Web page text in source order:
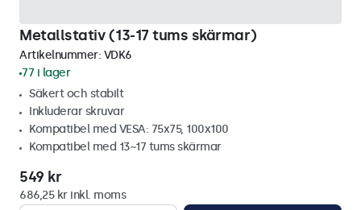
Metallstativ (13-17 tums skärmar)
Artikelnummer: VDK6
77 i lager
Säkert och stabilt
Inkluderar skruvar
Kompatibel med VESA: 75x75, 100x100
Kompatibel med 13~17 tums skärmar
549 kr
686,25 kr inkl. moms